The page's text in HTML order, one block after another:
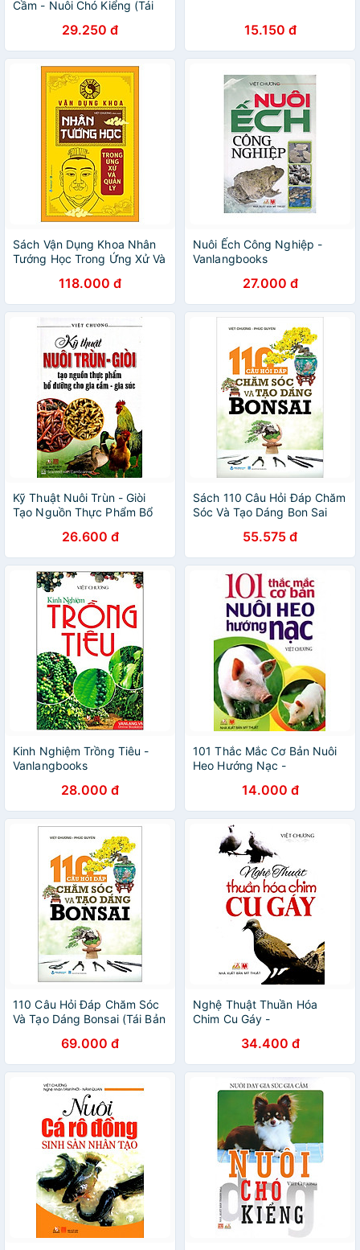
Cầm - Nuôi Chó Kiểng (Tái
29.250 đ 15.150 đ
Sách Vận Dụng Khoa Nhân
Tướng Học Trong Ứng Xử Và
118.000 đ
Nuôi Ếch Công Nghiệp -
Vanlangbooks
27.000 đ
Kỹ Thuật Nuôi Trùn - Giòi
Tạo Nguồn Thực Phẩm Bổ
Súc - Vanlangbooks
26.600 đ
Sách 110 Câu Hỏi Đáp Chăm
Sóc Và Tạo Dáng Bon Sai
55.575 đ
Kinh Nghiệm Trồng Tiêu -
Vanlangbooks
28.000 đ
101 Thắc Mắc Cơ Bản Nuôi
Heo Hướng Nạc -
14.000 đ
110 Câu Hỏi Đáp Chăm Sóc
Và Tạo Dáng Bonsai (Tái Bản
69.000 đ
Nghệ Thuật Thuần Hóa
Chim Cu Gáy -
34.400 đ